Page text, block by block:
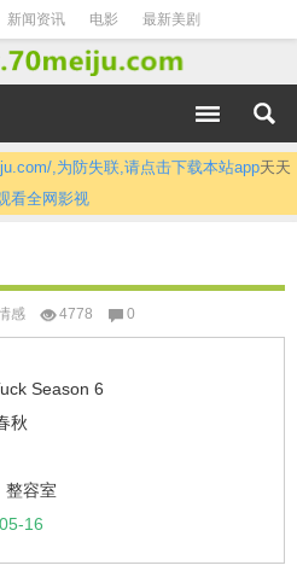
新闻资讯 电影 最新美剧
,为防失联,请点击下载本站app天天
看全网影视
感 4778 0
Season 6
秋
整容室
05-16